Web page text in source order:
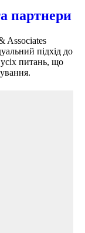
партнери
Associates
підхід до
питань, що